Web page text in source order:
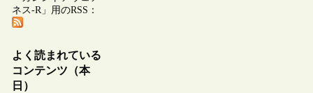
ネス-R」用のRSS：
よく読まれている
コンテンツ（本
日）